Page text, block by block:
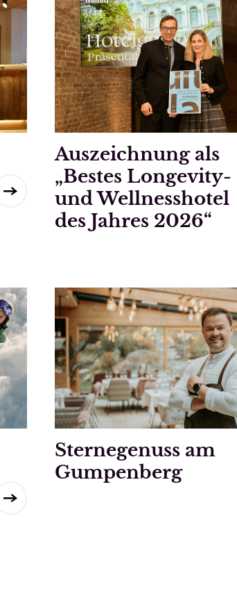
Auszeichnung als
„Bestes Longevity-
und Wellnesshotel
des Jahres 2026“
Sternegenuss am
Gumpenberg